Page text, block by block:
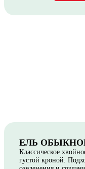
ЕЛЬ
Классическое
густой кроной.